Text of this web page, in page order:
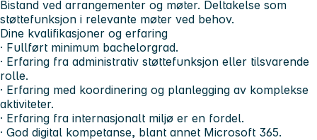
Bistand ved arrangementer og møter. Deltakelse som
støttefunksjon i relevante møter ved behov.
Dine kvalifikasjoner og erfaring
· Fullført minimum bachelorgrad.
· Erfaring fra administrativ støttefunksjon eller tilsvarende
rolle.
· Erfaring med koordinering og planlegging av komplekse
aktiviteter.
· Erfaring fra internasjonalt miljø er en fordel.
· God digital kompetanse, blant annet Microsoft 365.